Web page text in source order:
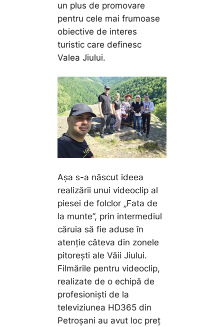
un plus de promovare
pentru cele mai frumoase
obiective de interes
turistic care definesc
Valea Jiului.
Așa s-a născut ideea
realizării unui videoclip al
piesei de folclor „Fata de
la munte”, prin intermediul
căruia să fie aduse în
atenție câteva din zonele
pitorești ale Văii Jiului.
Filmările pentru videoclip,
realizate de o echipă de
profesioniști de la
televiziunea HD365 din
Petroșani au avut loc preț